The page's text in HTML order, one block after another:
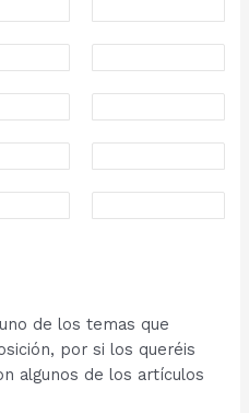
de los temas que
por si los queréis
algunos de los artículos